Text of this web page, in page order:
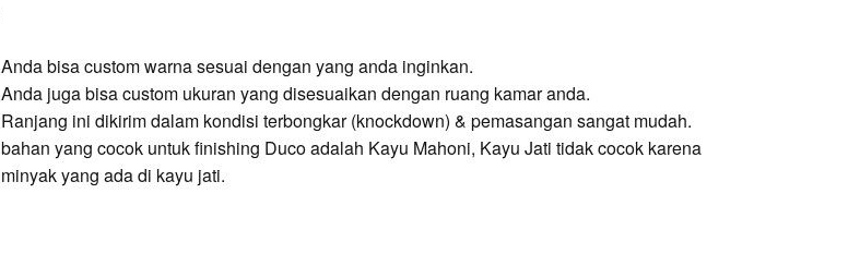
Anda bisa custom warna sesuai dengan yang anda inginkan.
Anda juga bisa custom ukuran yang disesuaikan dengan ruang kamar anda.
Ranjang ini dikirim dalam kondisi terbongkar (knockdown) & pemasangan sangat mudah.
bahan yang cocok untuk finishing Duco adalah Kayu Mahoni, Kayu Jati tidak cocok karena
minyak yang ada di kayu jati.